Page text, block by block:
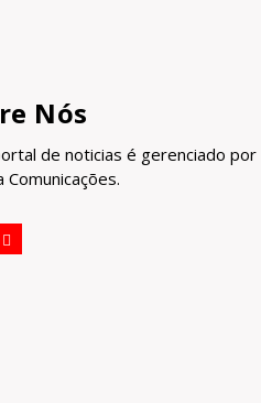
Nós
de noticias é gerenciado por
Comunicações.